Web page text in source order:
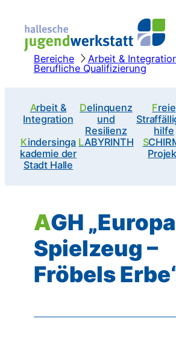
Inhalt
springenBereiche
Arbeit &
Berufliche Qualifizierung
Arbeit &
Integration
Delinquenz
und
Resilienz
Freie
hilfe
Kindersinga
kademie der
Stadt Halle
LABYRINTH
SCHIRM-
AGH „Europas
Spielzeug –
Fröbels